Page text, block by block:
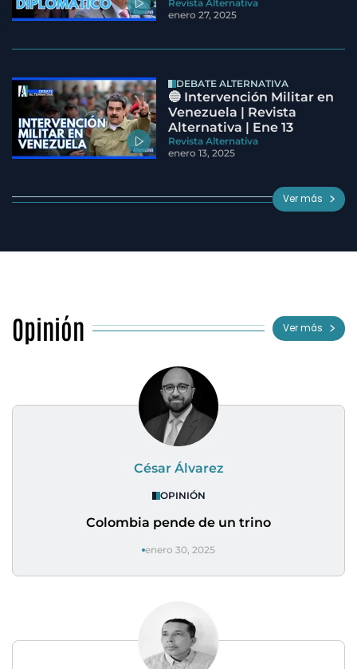
Revista Alternativa
enero 27, 2025
DEBATE ALTERNATIVA
🔵 Intervención Militar en
Venezuela | Revista
Alternativa | Ene 13
Revista Alternativa
enero 13, 2025
Ver más
Opinión Ver más
César Álvarez
OPINIÓN
Colombia pende de un trino
enero 30, 2025